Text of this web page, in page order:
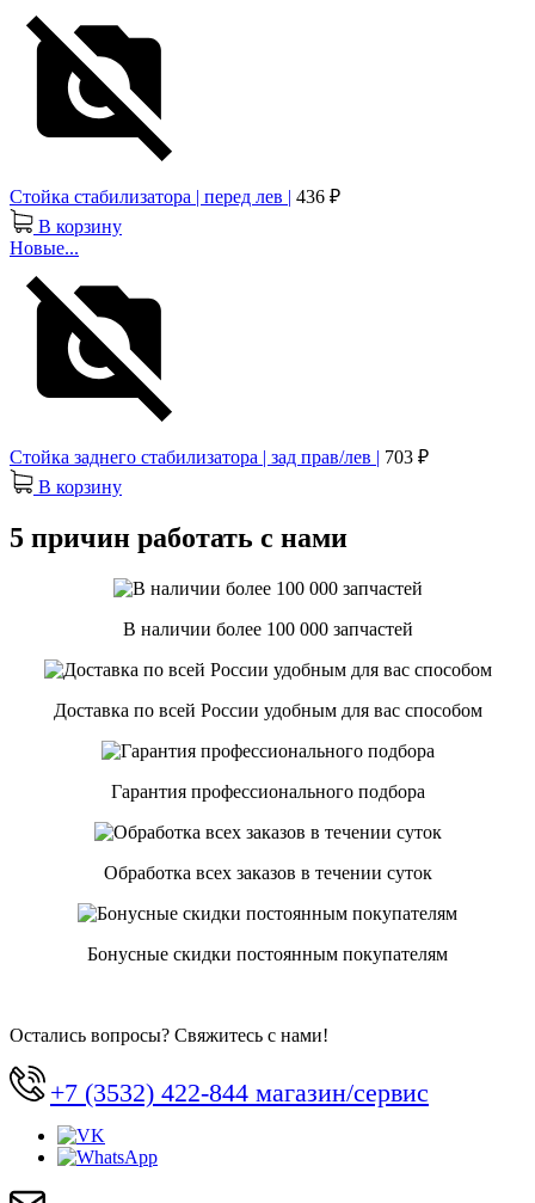
Стойка стабилизатора | перед лев | 436 ₽
В корзину
Новые...
Стойка заднего стабилизатора | зад прав/лев | 703 ₽
В корзину
5 причин работать с нами
В наличии более 100 000 запчастей
Доставка по всей России удобным для вас способом
Гарантия профессионального подбора
Обработка всех заказов в течении суток
Бонусные скидки постоянным покупателям
Остались вопросы? Свяжитесь с нами!
+7 (3532) 422-844 магазин/сервис